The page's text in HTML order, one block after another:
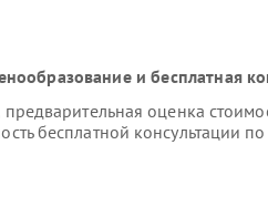
и бесплатная
оценка
бесплатной консультации